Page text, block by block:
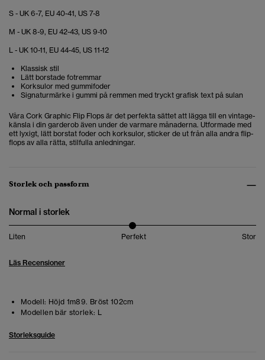
S - UK 6-7, EU 40-41, US 7-8
M - UK 8-9, EU 42-43, US 9-10
L - UK 10-11, EU 44-45, US 11-12
Klassisk stil
Lätt borstade fotremmar
Korksulor med gummifoder
Signaturmärke i gummi på remmen med tryckt grafisk text på sulan
Våra Cork Graphic Flip Flops är det perfekta sättet att lägga till en vintage-
känsla i din garderob även under de varmare månaderna. Utformade med
ett lyxigt, lätt borstat foder och korksulor, sticker de ut från alla andra flip-
flops av alla rätta, stilfulla anledningar.
Storlek och passform
Normal i storlek
Liten Perfekt Stor
Läs Recensioner
Modell: Höjd 1m89. Bröst 102cm
Modellen bär storlek: L
Storleksguide